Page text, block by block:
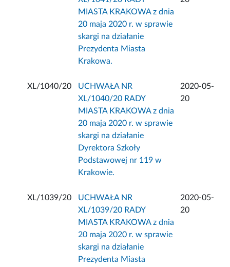
MIASTA KRAKOWA z dnia
20 maja 2020 r. w sprawie
skargi na działanie
Prezydenta Miasta
Krakowa.
XL/1040/20
UCHWAŁA NR
XL/1040/20 RADY
MIASTA KRAKOWA z dnia
20 maja 2020 r. w sprawie
skargi na działanie
Dyrektora Szkoły
Podstawowej nr 119 w
Krakowie.
2020-05-
20
XL/1039/20
UCHWAŁA NR
XL/1039/20 RADY
MIASTA KRAKOWA z dnia
20 maja 2020 r. w sprawie
skargi na działanie
Prezydenta Miasta
2020-05-
20